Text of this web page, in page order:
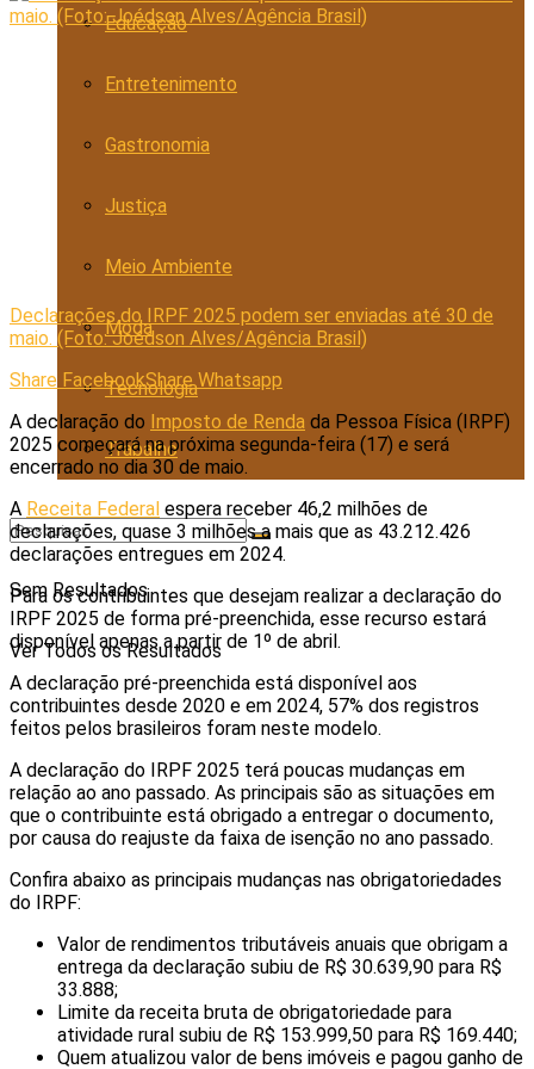
Educação
Entretenimento
Gastronomia
Justiça
Meio Ambiente
Moda
Tecnologia
Trabalho
Sem Resultados
Ver Todos os Resultados
Declarações do IRPF 2025 podem ser enviadas até 30 de
maio. (Foto: Joédson Alves/Agência Brasil)
Share FacebookShare Whatsapp
A declaração do Imposto de Renda da Pessoa Física (IRPF)
2025 começará na próxima segunda-feira (17) e será
encerrado no dia 30 de maio.
A Receita Federal espera receber 46,2 milhões de
declarações, quase 3 milhões a mais que as 43.212.426
declarações entregues em 2024.
Para os contribuintes que desejam realizar a declaração do
IRPF 2025 de forma pré-preenchida, esse recurso estará
disponível apenas a partir de 1º de abril.
A declaração pré-preenchida está disponível aos
contribuintes desde 2020 e em 2024, 57% dos registros
feitos pelos brasileiros foram neste modelo.
A declaração do IRPF 2025 terá poucas mudanças em
relação ao ano passado. As principais são as situações em
que o contribuinte está obrigado a entregar o documento,
por causa do reajuste da faixa de isenção no ano passado.
Confira abaixo as principais mudanças nas obrigatoriedades
do IRPF:
Valor de rendimentos tributáveis anuais que obrigam a
entrega da declaração subiu de R$ 30.639,90 para R$
33.888;
Limite da receita bruta de obrigatoriedade para
atividade rural subiu de R$ 153.999,50 para R$ 169.440;
Quem atualizou valor de bens imóveis e pagou ganho de